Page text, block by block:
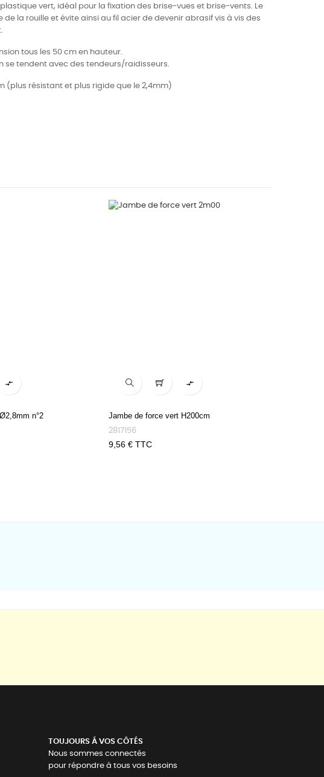
plastique vert, idéal pour la fixation des brise-vues et brise-vents. Le
la rouille et évite ainsi au fil acier de devenir abrasif vis à vis des
tous les 50 cm en hauteur.
se tendent avec des tendeurs/raidisseurs.
(plus résistant et plus rigide que le 2,4mm)

n°2

Jambe de force vert H200cm
2817156
Prix
9,56 € TTC
TOUJOURS Á VOS CÔTÉS
Nous sommes connectés
pour répondre à tous vos besoins